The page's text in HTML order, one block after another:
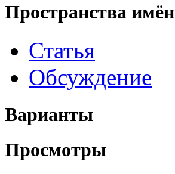
Пространства имён
Статья
Обсуждение
Варианты
Просмотры